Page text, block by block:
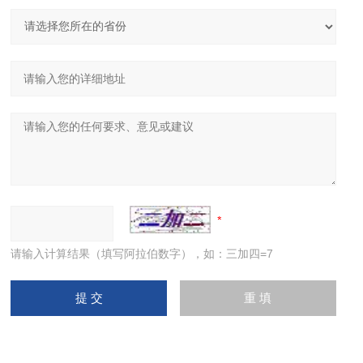
请输入计算结果（填写阿拉伯数字），如：三加四=7